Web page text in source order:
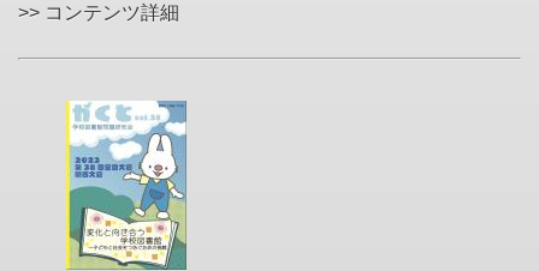
>> コンテンツ詳細